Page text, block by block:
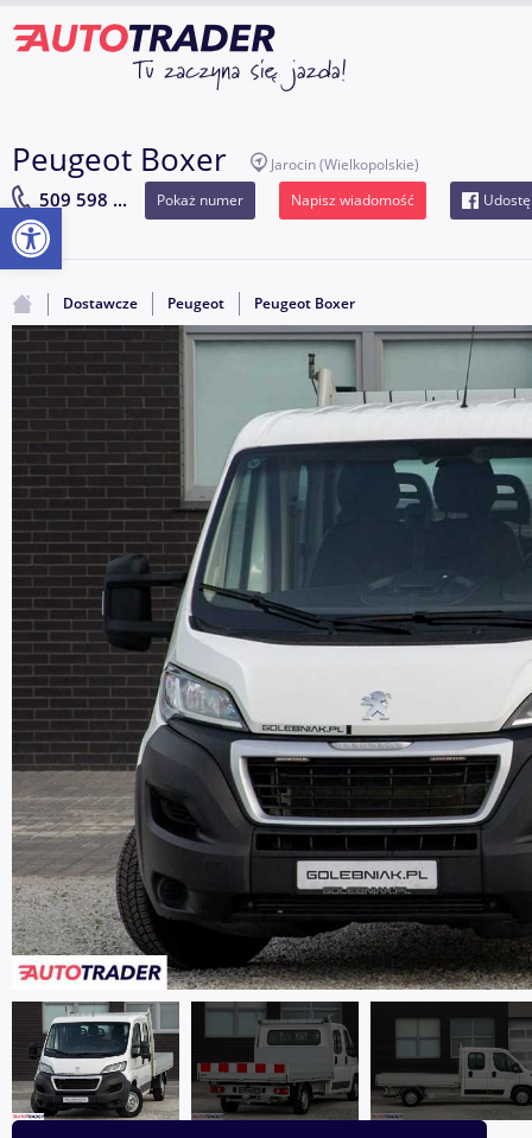
Peugeot Boxer Jarocin(Wielkopolskie)
509 598 ... Pokaż numer Napisz wiadomość
Dostawcze Peugeot Peugeot Boxer
Otwórz pasek narzędzi